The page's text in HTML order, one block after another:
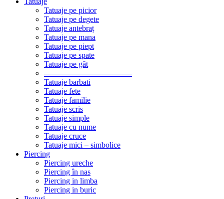
Tatuaje pe picior
Tatuaje pe degete
Tatuaje antebraț
Tatuaje pe mana
Tatuaje pe piept
Tatuaje pe spate
Tatuaje pe gât
———————————
Tatuaje barbati
Tatuaje fete
Tatuaje familie
Tatuaje scris
Tatuaje simple
Tatuaje cu nume
Tatuaje cruce
Tatuaje mici – simbolice
Piercing
Piercing ureche
Piercing în nas
Piercing in limba
Piercing in buric